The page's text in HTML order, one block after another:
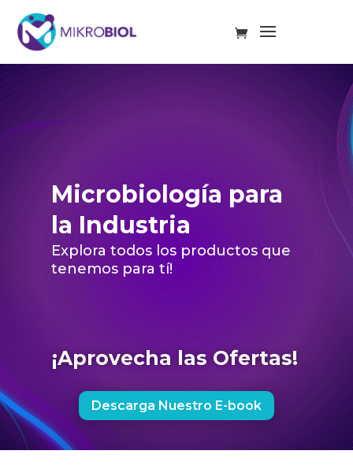
Microbiología para
la Industria
Explora todos los productos que
tenemos para tí!
¡Aprovecha las Ofertas!
Descarga Nuestro E-book